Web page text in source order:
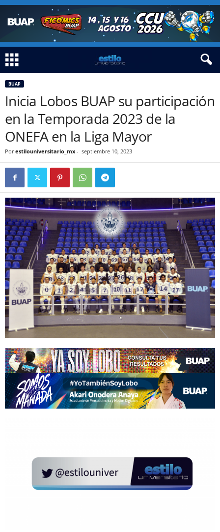
BUAP
Inicia Lobos BUAP su participación
en la Temporada 2023 de la
ONEFA en la Liga Mayor
Por estilouniversitario_mx - septiembre 10, 2023